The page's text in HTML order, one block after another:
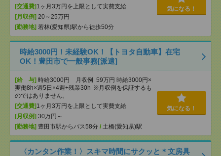
[交通費] 1ヶ月3万円を上限として実費支給
[月収例] 20～25万円
[勤務地] 若林(愛知県)駅から徒歩50分
気になる！
時給3000円！未経験OK！【トヨタ自動車】在宅
OK！豊田市で一般事務[派遣]
[給 与] 時給3000円 月収例 59万円 時給3000円×
実働8h×週5日×4週+残業30h ※月収例を保証するも
のではありません。
[交通費] 1ヶ月3万円を上限として実費支給
[月収例] 30万円～
[勤務地] 豊田市駅からバス58分 / 土橋(愛知県)駅
気になる！
〈カンタン作業！〉スキマ時間にサクッと＊文房具